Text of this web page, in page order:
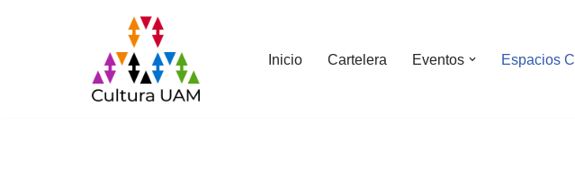
Inicio Cartelera Eventos Espacios